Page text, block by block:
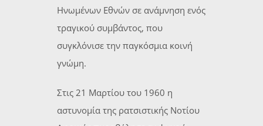
Ηνωμένων Εθνών σε ανάμνηση ενός
τραγικού συμβάντος, που
συγκλόνισε την παγκόσμια κοινή
γνώμη.
Στις 21 Μαρτίου του 1960 η
αστυνομία της ρατσιστικής Νοτίου